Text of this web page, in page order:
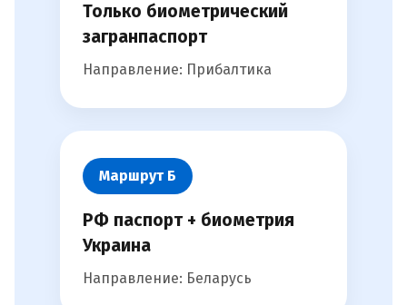
Только биометрический
загранпаспорт
Направление: Прибалтика
Маршрут Б
РФ паспорт + биометрия
Украина
Направление: Беларусь